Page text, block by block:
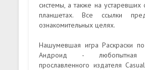
системы, а также на устаревших
планшетах. Все ссылки
ознакомительных целях.
Нашумевшая игра Раскраски
Андроид -
прославленного издателя